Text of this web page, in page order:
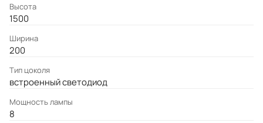
Высота
1500
Ширина
200
Тип цоколя
встроенный светодиод
Мощность лампы
8